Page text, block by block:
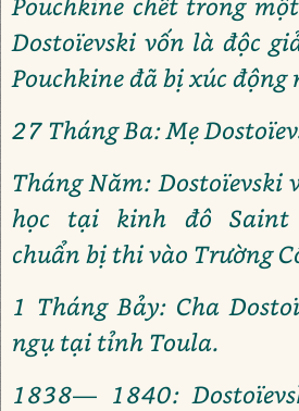
Pouchkine chết trong
Dostoïevski vốn là độc
Pouchkine đã bị xúc
27 Tháng Ba: Mẹ
Tháng Năm: Dostoïevski
học tại kinh đô Saint
chuẩn bị thi vào Trường
1 Tháng Bảy: Cha
ngụ tại tỉnh Toula.
1838— 1840: